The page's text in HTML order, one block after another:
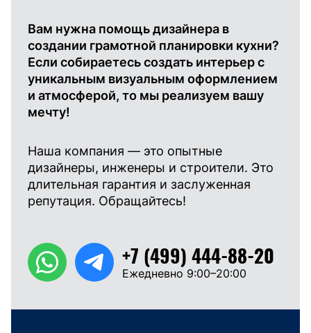
Вам нужна помощь дизайнера в
создании грамотной планировки кухни?
Если собираетесь создать интерьер с
уникальным визуальным оформлением
и атмосферой, то мы реализуем вашу
мечту!
Наша компания — это опытные
дизайнеры, инженеры и строители. Это
длительная гарантия и заслуженная
репутация. Обращайтесь!
+7 (499) 444-88-20
Ежедневно 9:00–20:00